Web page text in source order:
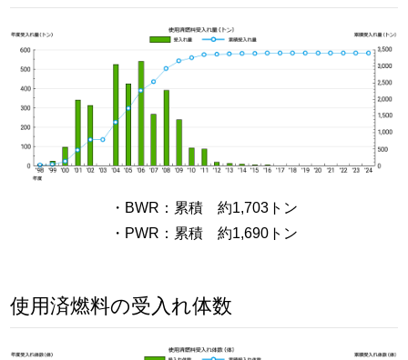
・BWR：累積 約1,703トン
・PWR：累積 約1,690トン
使用済燃料の受入れ体数